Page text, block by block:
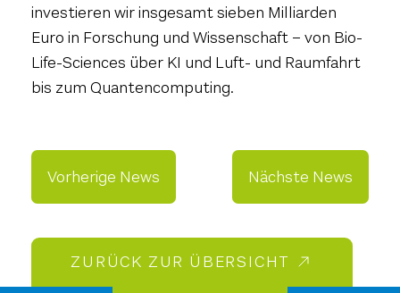
investieren wir insgesamt sieben Milliarden
Euro in Forschung und Wissenschaft – von Bio-
Life-Sciences über KI und Luft- und Raumfahrt
bis zum Quantencomputing.
Vorherige News Nächste News
ZURÜCK ZUR ÜBERSICHT